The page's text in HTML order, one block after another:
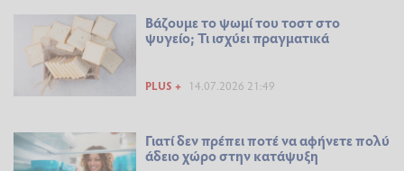
Βάζουμε το ψωμί του τοστ στο
ψυγείο; Τι ισχύει πραγματικά
PLUS + 14.07.2026 21:49
Γιατί δεν πρέπει ποτέ να αφήνετε πολύ
άδειο χώρο στην κατάψυξη